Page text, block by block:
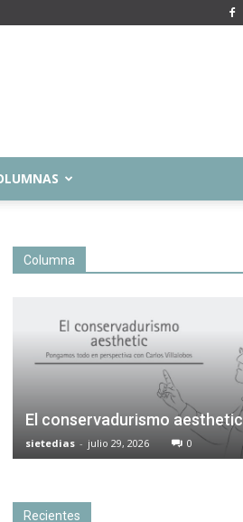
Columna
El conservadurismo aesthetic
sietedias - julio 29, 2026 0
Recientes